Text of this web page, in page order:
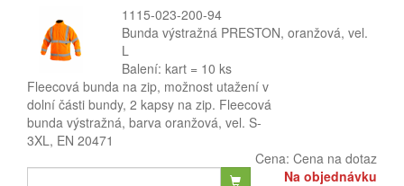
1115-023-200-94
Bunda výstražná PRESTON, oranžová, vel.
L
Balení: kart = 10 ks
Fleecová bunda na zip, možnost utažení v
dolní části bundy, 2 kapsy na zip. Fleecová
bunda výstražná, barva oranžová, vel. S-
3XL, EN 20471
Cena: Cena na dotaz
Na objednávku